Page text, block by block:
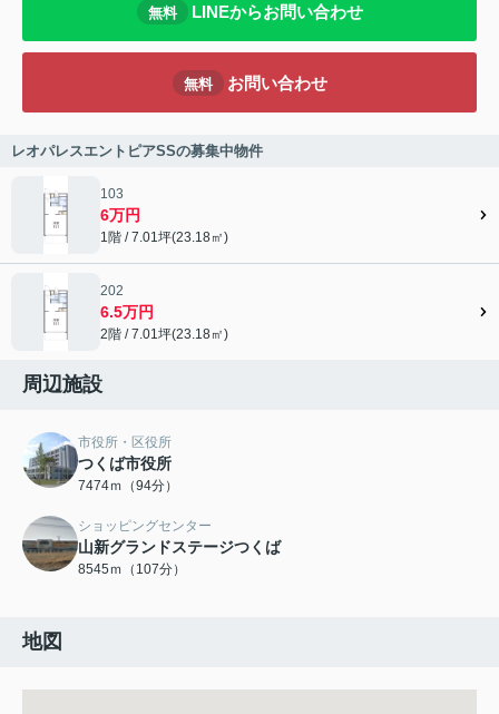
無料 LINEからお問い合わせ
無料 お問い合わせ
レオパレスエントピアSSの募集中物件
103
6万円
1階 / 7.01坪(23.18㎡)
202
6.5万円
2階 / 7.01坪(23.18㎡)
周辺施設
市役所・区役所
つくば市役所
7474ｍ（94分）
ショッピングセンター
山新グランドステージつくば
8545ｍ（107分）
地図